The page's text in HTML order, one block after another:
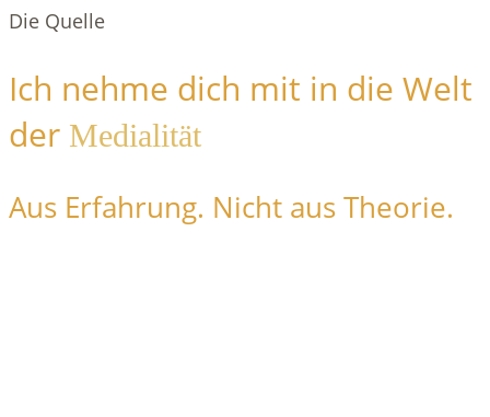
Die Quelle
Ich nehme dich mit in die Welt
der Medialität
Aus Erfahrung. Nicht aus Theorie.